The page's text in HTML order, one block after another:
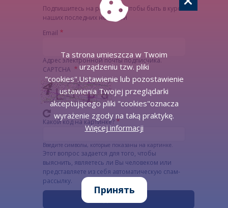
Подпишитесь на рассылку, чтобы быть в курсе
наших последних новостей
Email
Адрес электронной почты подписчика.
CAPTCHA
Какой код на картинке?
Введите символы, которые показаны на картинке.
Этот вопрос задается для того, чтобы
выяснить, являетесь ли Вы человеком или
представляете из себя автоматическую спам-
рассылку.
Ta strona umieszcza w Twoim
urządzeniu tzw. pliki
"cookies".Ustawienie lub pozostawienie
ustawienia Twojej przeglądarki
akceptującego pliki "cookies"oznacza
wyrażenie zgody na taką praktykę.
Więcej informacji
Принять